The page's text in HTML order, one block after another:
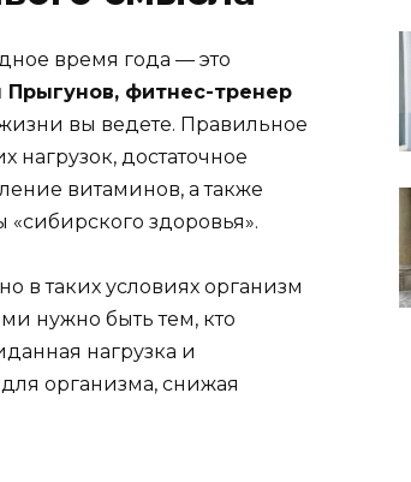
время года — это
Прыгунов, фитнес-тренер
вы ведете. Правильное
достаточное
витаминов, а также
здоровья».
в таких условиях организм
нужно быть тем, кто
нагрузка и
организма, снижая